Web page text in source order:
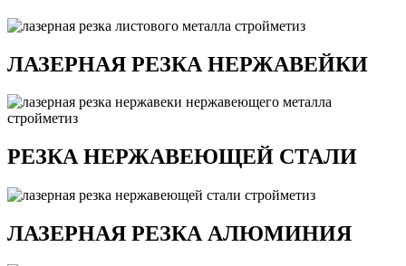
ЛАЗЕРНАЯ РЕЗКА НЕРЖАВЕЙКИ
РЕЗКА НЕРЖАВЕЮЩЕЙ СТАЛИ
ЛАЗЕРНАЯ РЕЗКА АЛЮМИНИЯ